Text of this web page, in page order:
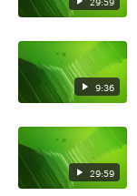
9:36
29:59